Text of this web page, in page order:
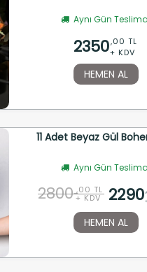
Aynı Gün
2350,00 TL
+ KDV
HEMEN AL
11 Adet Beyaz Gül
Aynı Gün
2800 ,00 TL
+ KDV 2290
HEMEN AL